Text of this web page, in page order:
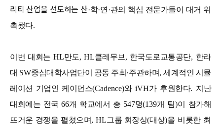
리티 산업을 선도하는 산·학·연 ·관의 핵심 전문가들이 대거 위
촉됐다.
이번 대회는 HL만도, HL클레무브 , 한국도로교통공단, 한라
대 SW중심대학사업단이 공동 주최 ·주관하며, 세계적인 시뮬
레이션 기업인 케이던스(Cadence)와 iVH가 후원한다. 지난
대회에는 전국 66개 학교에서 총 547명(139개 팀)이 참가해
뜨거운 경쟁을 펼쳤으며, HL그룹 회장상(대상)을 비롯한 최